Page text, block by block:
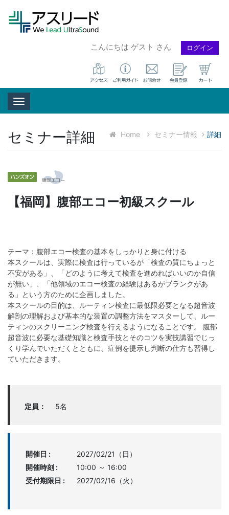
こんにちは ゲスト さん ログイン
Toggle navigation
セミナー詳細 Home セミナー情報 詳細
【福岡】腹部エコー初級スクール
テーマ：腹部エコー検査の基本をしっかりと身に付ける
本スクールは、実際に検査は行っているが「検査の質にちょっと
不安がある」、「どのように考えて検査を進めればいいのか自信
が無い」、「他領域のエコー検査の経験はあるがブランクがあ
る」という方のために企画しました。
本スクールの目的は、ルーティン検査に最低限必要となる超音波
解剖の理解および基本的な装置の調整方法をマスターして、ルー
ティンのスクリーニング検査を行えるようになることです。 腹部
超音波に必要な基礎知識と検査手技とそのコツを実技講習でじっ
くり学んでいただくとともに、症例を提示し判断の仕方も習得し
ていただきます。
定員： 5名
開催日 :
2027/02/21（日）
開催時刻 :
10:00 ～ 16:00
受付期限日 :
2027/02/16（火）